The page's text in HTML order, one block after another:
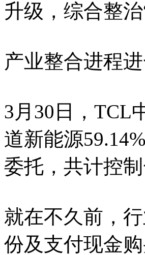
升级，综合整
产业整合进程
3月30日，TCL
道新能源
委托，共计控
就在不久前，
份及支付现金